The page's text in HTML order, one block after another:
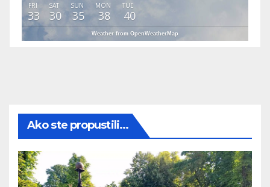
FRI
33
SAT
30
SUN
35
MON
38
TUE
40
Weather from OpenWeatherMap
Ako ste propustili...